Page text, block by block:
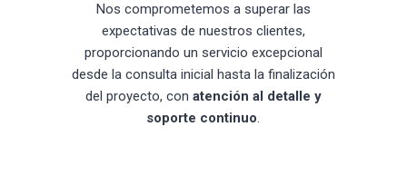
Nos comprometemos a superar las
expectativas de nuestros clientes,
proporcionando un servicio excepcional
desde la consulta inicial hasta la finalización
del proyecto, con atención al detalle y
soporte continuo.